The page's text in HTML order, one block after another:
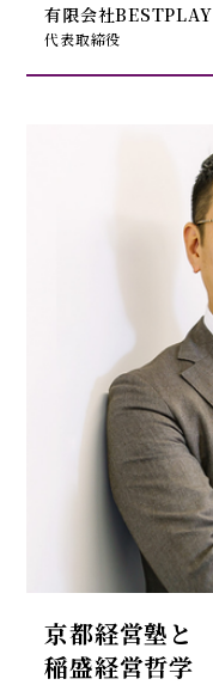
有限会社BESTPLAY
代表取締役
京都経営塾と
稲盛経営哲学